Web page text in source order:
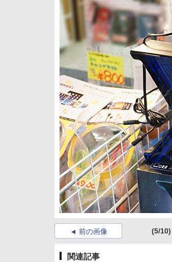
前の画像 (5/10)
関連記事